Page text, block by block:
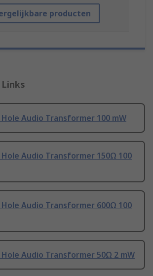
producten
Hole Audio Transformer 100 mW
Hole Audio Transformer 150Ω 100
Hole Audio Transformer 600Ω 100
Hole Audio Transformer 50Ω 2 mW